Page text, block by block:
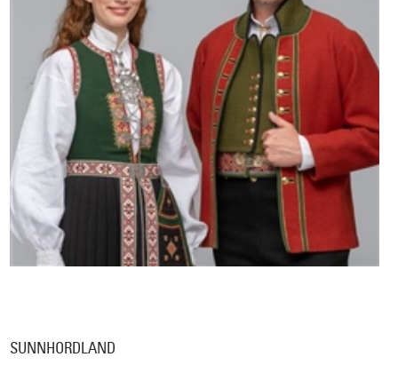
SUNNHORDLAND